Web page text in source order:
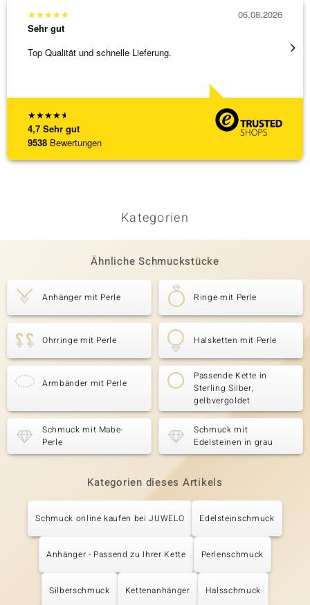
★★★★★
4,7 Sehr gut
9538 Bewertungen
★★★★★
Sehr gut
Top Qualität und schnelle Lieferung.
06.08.2026
Kategorien
Ähnliche Schmuckstücke
Anhänger mit Perle Ringe mit Perle
Ohrringe mit Perle Halsketten mit Perle
Armbänder mit Perle
Passende Kette in
Sterling Silber,
gelbvergoldet
Schmuck mit Mabe-
Perle
Schmuck mit
Edelsteinen in grau
Kategorien dieses Artikels
Schmuck online kaufen bei JUWELO Edelsteinschmuck
Anhänger - Passend zu Ihrer Kette Perlenschmuck
Silberschmuck Kettenanhänger Halsschmuck